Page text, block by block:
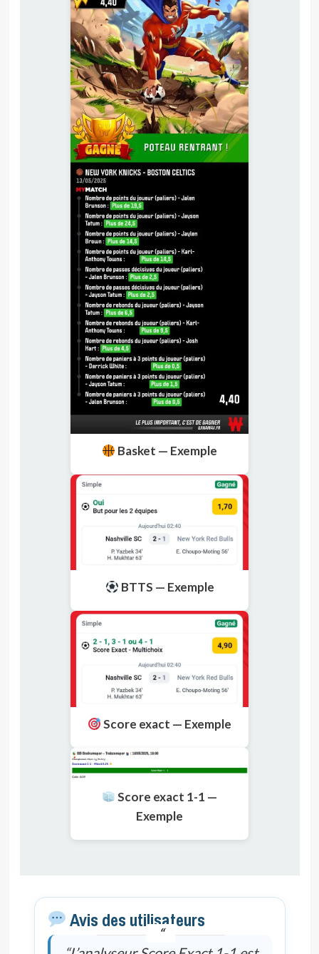
Basket — Exemple
BTTS — Exemple
Score exact — Exemple
Score exact 1-1 —
Exemple
Avis des utilisateurs